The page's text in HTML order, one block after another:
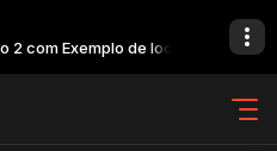
2 com Exemplo de locutora
- Parte 1